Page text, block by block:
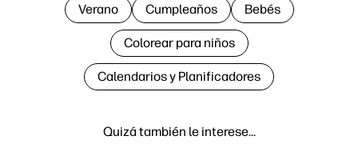
Quizá también le interese…
Verano Cumpleaños Bebés
Colorear para niños
Calendarios y Planificadores